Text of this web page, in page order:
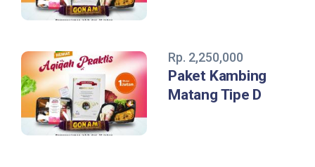
Rp. 2,250,000
Paket Kambing
Matang Tipe D